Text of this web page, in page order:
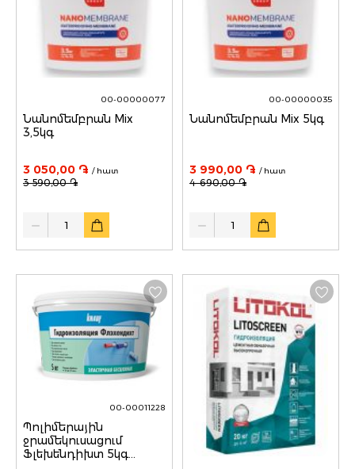
00-00000077
Նանոմեմբրան Mix
3,5կգ
3 050,00 ֏ / հատ
3 590,00 ֏
Quantity
00-00000035
Նանոմեմբրան Mix 5կգ
3 990,00 ֏ / հատ
4 690,00 ֏
Quantity
00-00011228
Պոլիմերային
ջրամեկուսացում
Ֆլեխենդիխտ 5կգ